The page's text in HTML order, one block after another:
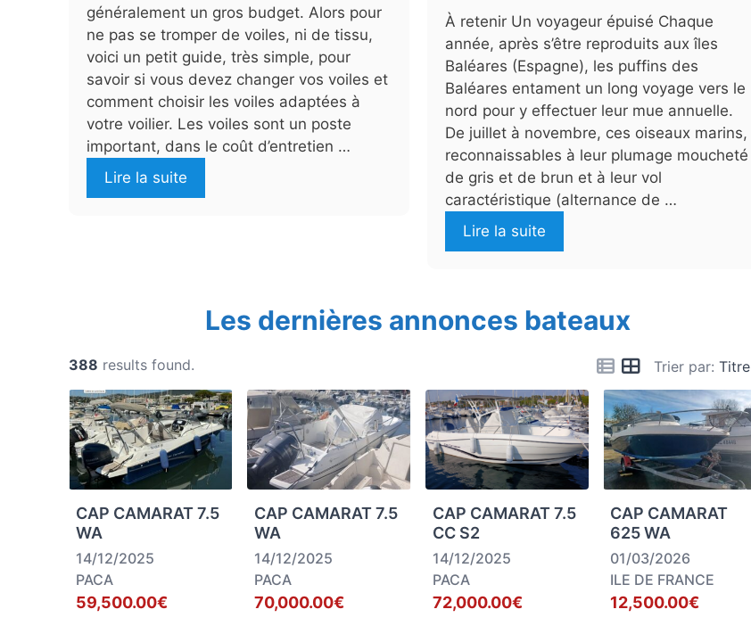
généralement un gros budget. Alors pour
ne pas se tromper de voiles, ni de tissu,
voici un petit guide, très simple, pour
savoir si vous devez changer vos voiles et
comment choisir les voiles adaptées à
votre voilier. Les voiles sont un poste
important, dans le coût d’entretien …
Lire la suite
À retenir Un voyageur épuisé Chaque
année, après s’être reproduits aux îles
Baléares (Espagne), les puffins des
Baléares entament un long voyage vers le
nord pour y effectuer leur mue annuelle.
De juillet à novembre, ces oiseaux marins,
reconnaissables à leur plumage moucheté
de gris et de brun et à leur vol
caractéristique (alternance de …
Lire la suite
Les dernières annonces bateaux
Trier par: Titre
388 results found.
CAP CAMARAT 7.5
WA
14/12/2025
PACA
59,500.00€
CAP CAMARAT 7.5
WA
14/12/2025
PACA
70,000.00€
CAP CAMARAT 7.5
CC S2
14/12/2025
PACA
72,000.00€
CAP CAMARAT
625 WA
01/03/2026
ILE DE FRANCE
12,500.00€